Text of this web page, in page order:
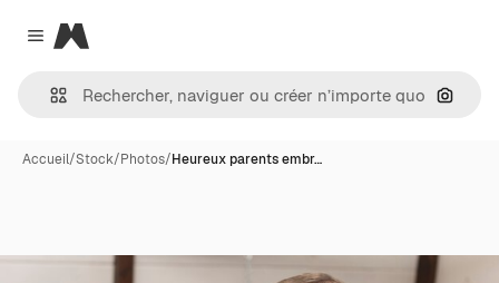
Close menu
Magnific
Accueil/Stock/Photos/Heureux parents embr…